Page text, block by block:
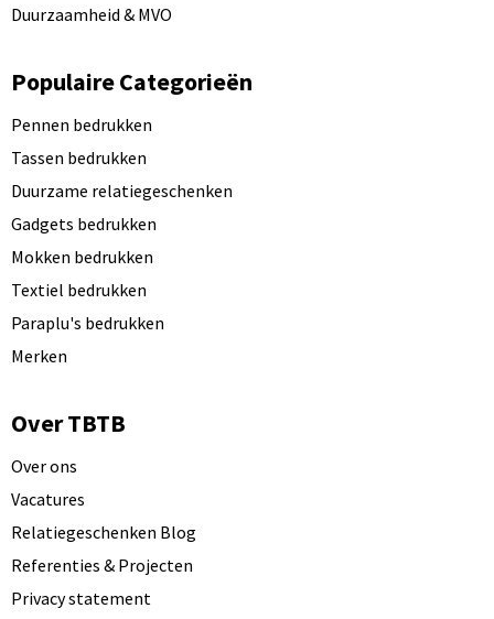
Duurzaamheid & MVO
Populaire Categorieën
Pennen bedrukken
Tassen bedrukken
Duurzame relatiegeschenken
Gadgets bedrukken
Mokken bedrukken
Textiel bedrukken
Paraplu's bedrukken
Merken
Over TBTB
Over ons
Vacatures
Relatiegeschenken Blog
Referenties & Projecten
Privacy statement